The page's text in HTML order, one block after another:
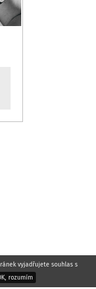
vyjadřujete souhlas s
rozumím